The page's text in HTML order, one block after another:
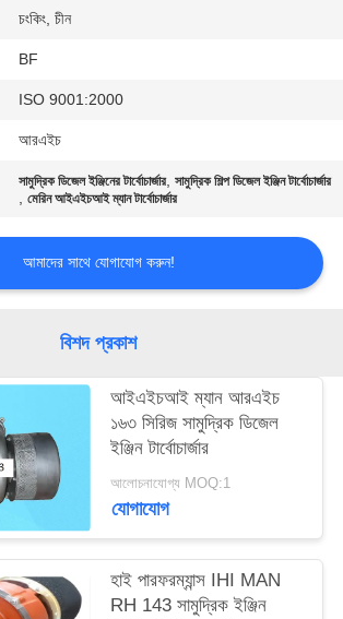
চংকিং, চীন
BF
ISO 9001:2000
আরএইচ
সামুদ্রিক ডিজেল ইঞ্জিনের টার্বোচার্জার,সামুদ্রিক শিল্প ডিজেল ইঞ্জিন টার্বোচার্জার
,মেরিন আইএইচআই ম্যান টার্বোচার্জার
আমাদের সাথে যোগাযোগ করুন!
বিশদ প্রকাশ
আইএইচআই ম্যান আরএইচ
১৬৩ সিরিজ সামুদ্রিক ডিজেল
ইঞ্জিন টার্বোচার্জার
আলোচনাযোগ্য MOQ:1
যোগাযোগ
হাই পারফরম্যান্স IHI MAN
RH 143 সামুদ্রিক ইঞ্জিন